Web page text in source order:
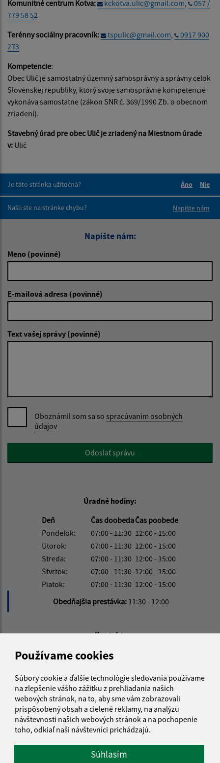
Používame cookies
Súbory cookie a ďalšie technológie sledovania používame
na zlepšenie vášho zážitku z prehliadania našich
webových stránok, na to, aby sme vám zobrazovali
prispôsobený obsah a cielené reklamy, na analýzu
návštevnosti našich webových stránok a na pochopenie
toho, odkiaľ naši návštevníci prichádzajú.
Súhlasím
Komunitné centrum Kotva: kckotva.ulic@gmail.com,
057 /
779 58 52
Terénny sociálny pracovník:
tspulic@gmail.com,
0917 900
273
Kompetencie:
Obec Ulič je samostatný územný samosprávny a správny celok
Slovenskej republiky, ktorý svoje samosprávne kompetencie
vykonáva samostatne (zákon SNR č. 369/1990 Zb. o obecnom
zriadení).
Stavebný úrad pre obec Ulič je zriadený na Miestnom úrade
v: Ulič
Je táto stránka užitočná?
Áno
Nie
Našli ste na stránke chybu?
Napíšte nám
Napíšte nám:
Meno (povinné)
E-mailová adresa (povinné)
Text vašej správy (povinné)
Oboznámil som sa so spracúvaním osobných
údajov
Google reCaptcha ResponseOdoslať správu
Úradné hodiny:
Deň
Čas doobedaČas poobede
Pondelok:
07:00 - 11:30 12:00 - 15:00
Utorok:
07:00 - 11:30 12:00 - 15:00
Streda:
07:00 - 11:30 12:00 - 15:00
Štvrtok:
07:00 - 11:30 12:00 - 15:00
Piatok:
07:00 - 11:30 12:00 - 15:00
Obedňajšia prestávka: 11:30 - 12:00
Kontakt:
Obecný úrad Ulič
067 67 Ulič
info@obeculic.sk
+421 57 769 41 36
IČO: 00323691